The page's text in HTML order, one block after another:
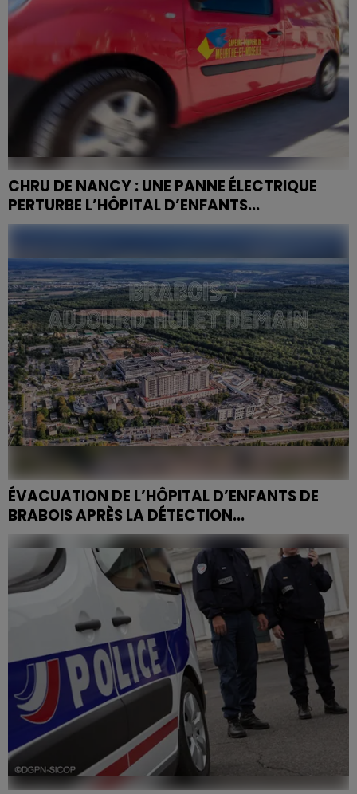
CHRU DE NANCY : UNE PANNE ÉLECTRIQUE
PERTURBE L’HÔPITAL D’ENFANTS...
On vous en parlait dans un autre article plus tôt dans
ce mardi 3 février à l’hôpital d’enfants de...
ÉVACUATION DE L’HÔPITAL D’ENFANTS DE
BRABOIS APRÈS LA DÉTECTION...
Selon nos informations, l'hôpital d'enfants de Brabois a
été évacué vers 15h30 ce mardi.